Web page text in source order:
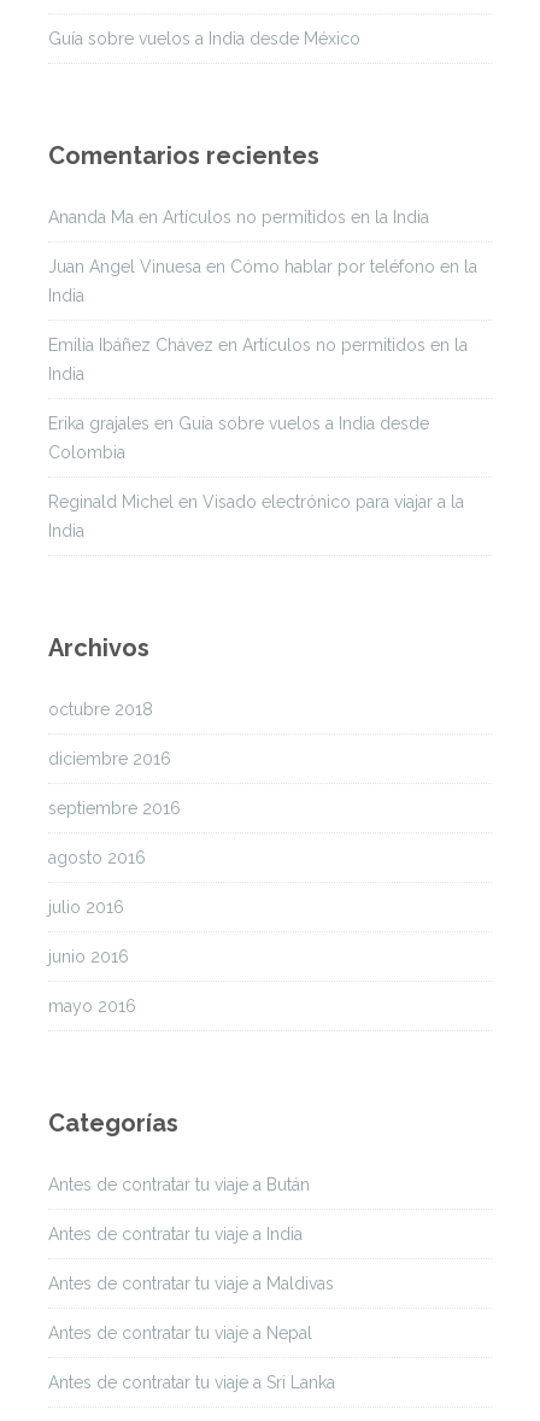
Guía sobre vuelos a India desde México
Comentarios recientes
Ananda Ma en Artículos no permitidos en la India
Juan Angel Vinuesa en Cómo hablar por teléfono en la
India
Emilia Ibáñez Chávez en Artículos no permitidos en la
India
Erika grajales en Guía sobre vuelos a India desde
Colombia
Reginald Michel en Visado electrónico para viajar a la
India
Archivos
octubre 2018
diciembre 2016
septiembre 2016
agosto 2016
julio 2016
junio 2016
mayo 2016
Categorías
Antes de contratar tu viaje a Bután
Antes de contratar tu viaje a India
Antes de contratar tu viaje a Maldivas
Antes de contratar tu viaje a Nepal
Antes de contratar tu viaje a Sri Lanka